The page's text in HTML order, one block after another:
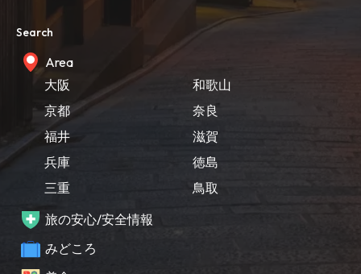
Search
Area
大阪
京都
福井
兵庫
三重
和歌山
奈良
滋賀
徳島
鳥取
旅の安心/安全情報
みどころ